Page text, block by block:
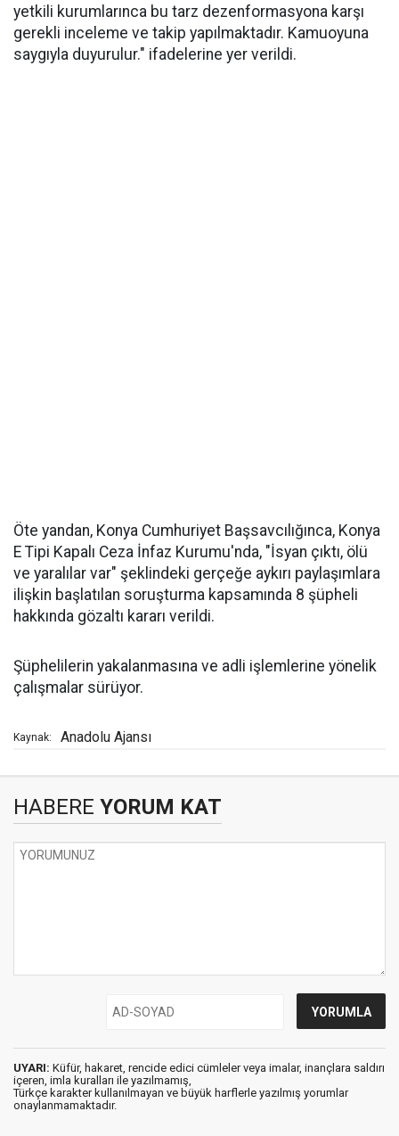
yetkili kurumlarınca bu tarz dezenformasyona karşı
gerekli inceleme ve takip yapılmaktadır. Kamuoyuna
saygıyla duyurulur." ifadelerine yer verildi.
Öte yandan, Konya Cumhuriyet Başsavcılığınca, Konya
E Tipi Kapalı Ceza İnfaz Kurumu'nda, "İsyan çıktı, ölü
ve yaralılar var" şeklindeki gerçeğe aykırı paylaşımlara
ilişkin başlatılan soruşturma kapsamında 8 şüpheli
hakkında gözaltı kararı verildi.
Şüphelilerin yakalanmasına ve adli işlemlerine yönelik
çalışmalar sürüyor.
Kaynak: Anadolu Ajansı
HABERE YORUM KAT
UYARI: Küfür, hakaret, rencide edici cümleler veya imalar, inançlara saldırı
içeren, imla kuralları ile yazılmamış,
Türkçe karakter kullanılmayan ve büyük harflerle yazılmış yorumlar
onaylanmamaktadır.